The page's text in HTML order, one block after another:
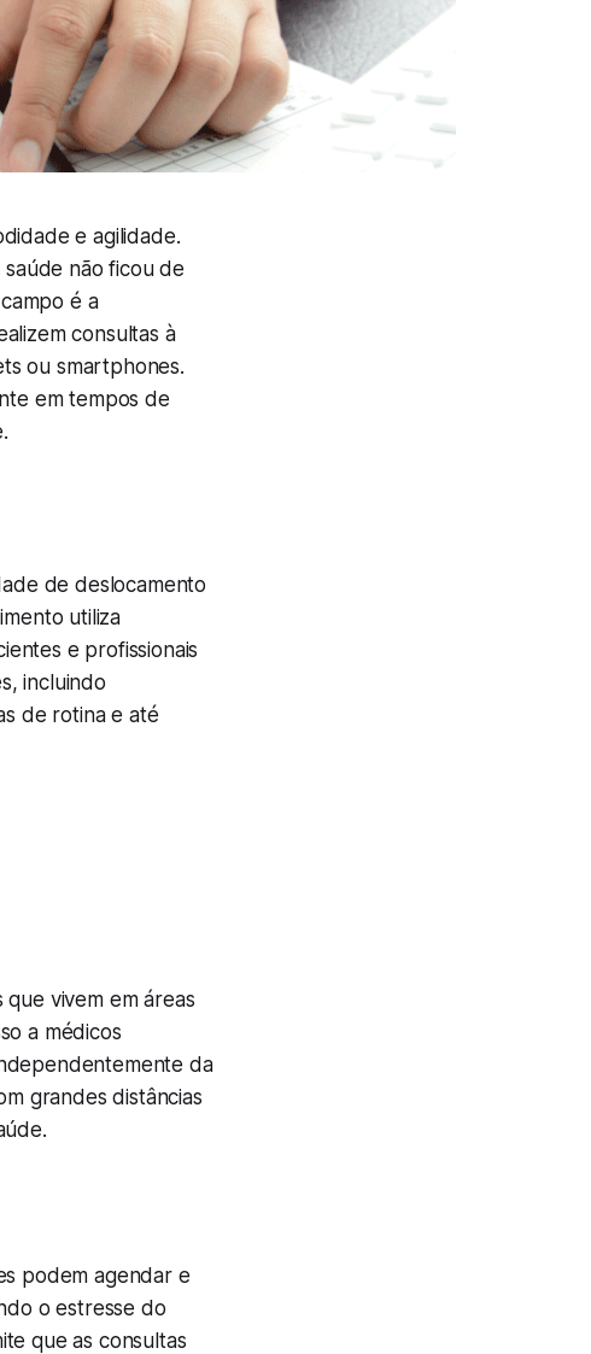
e agilidade.
não ficou de
é a
consultas à
ou smartphones.
em tempos de
de deslocamento
utiliza
e profissionais
incluindo
de rotina e até
vivem em áreas
a médicos
da
grandes distâncias
podem agendar e
o estresse do
que as consultas